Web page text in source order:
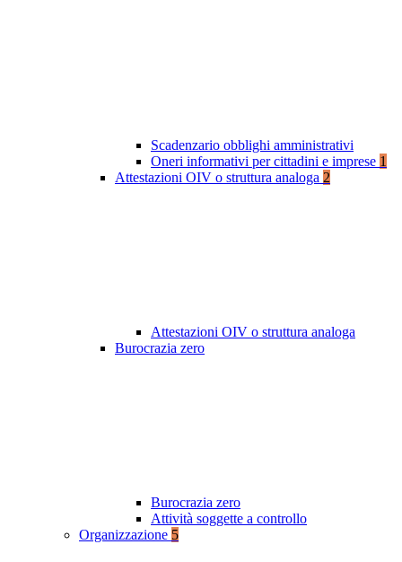
Scadenzario obblighi amministrativi
Oneri informativi per cittadini e imprese 1
Attestazioni OIV o struttura analoga 2
Attestazioni OIV o struttura analoga
Burocrazia zero
Burocrazia zero
Attività soggette a controllo
Organizzazione 5